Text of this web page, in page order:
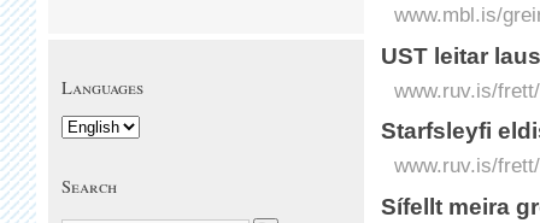
www.mbl.is/
UST leitar
www.ruv.is/
Starfsleyfi
www.ruv.is/
Sífellt meira
Languages
Search